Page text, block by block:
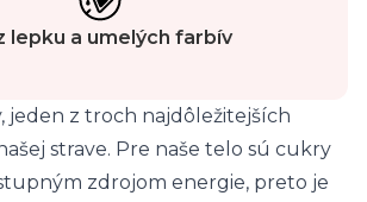
lepku a umelých farbív
jeden z troch najdôležitejších
strave. Pre naše telo sú cukry
zdrojom energie, preto je